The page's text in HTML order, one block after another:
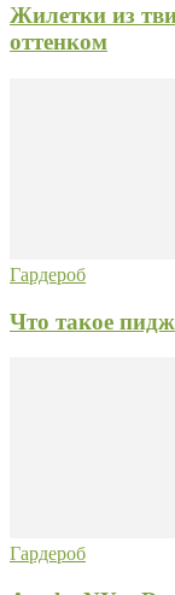
Жилетки из
оттенком
Гардероб
Что такое
Гардероб